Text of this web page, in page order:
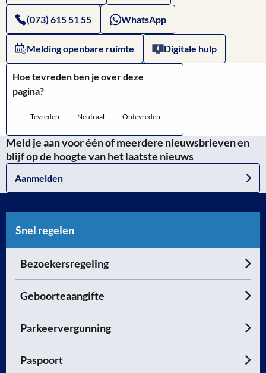
Subsidieregeling
culturele
instellingen
(073) 615 51 55 WhatsApp
Melding openbare ruimte Digitale hulp
Hoe tevreden ben je over deze
pagina?
Tevreden Neutraal Ontevreden
Meld je aan voor één of meerdere nieuwsbrieven en
blijf op de hoogte van het laatste nieuws
Aanmelden
Snel regelen
Bezoekersregeling
Geboorteaangifte
Parkeervergunning
Paspoort